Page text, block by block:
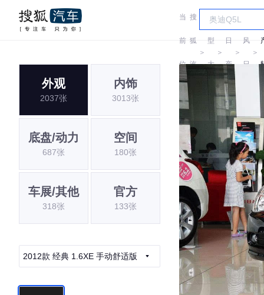
当
前
位
置:
搜
狐
汽
＞
车
型
大
＞
日
产
＞
风
日
＞
外观
2037张
内饰
3013张
底盘/动力
687张
空间
180张
车展/其他
318张
官方
133张
2012款 经典 1.6XE 手动舒适版